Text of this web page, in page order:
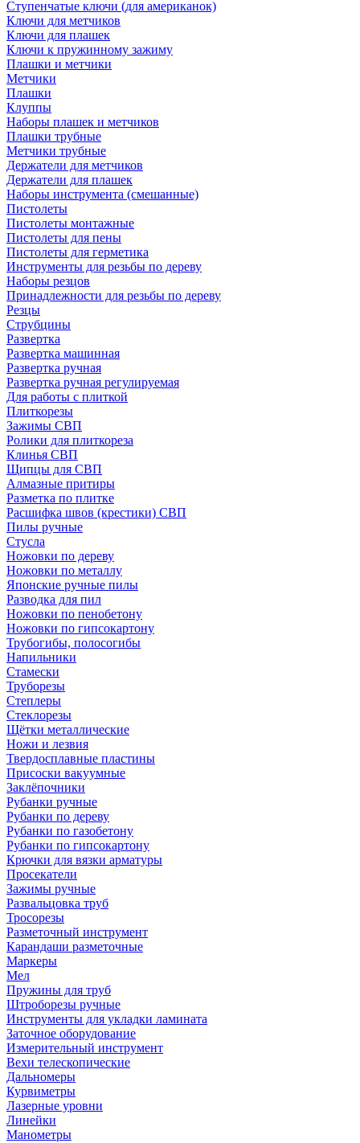
Ступенчатые ключи (для американок)
Ключи для метчиков
Ключи для плашек
Ключи к пружинному зажиму
Плашки и метчики
Метчики
Плашки
Клуппы
Наборы плашек и метчиков
Плашки трубные
Метчики трубные
Держатели для метчиков
Держатели для плашек
Наборы инструмента (смешанные)
Пистолеты
Пистолеты монтажные
Пистолеты для пены
Пистолеты для герметика
Инструменты для резьбы по дереву
Наборы резцов
Принадлежности для резьбы по дереву
Резцы
Струбцины
Развертка
Развертка машинная
Развертка ручная
Развертка ручная регулируемая
Для работы с плиткой
Плиткорезы
Зажимы СВП
Ролики для плиткореза
Клинья СВП
Щипцы для СВП
Алмазные притиры
Разметка по плитке
Расшифка швов (крестики) СВП
Пилы ручные
Стусла
Ножовки по дереву
Ножовки по металлу
Японские ручные пилы
Разводка для пил
Ножовки по пенобетону
Ножовки по гипсокартону
Трубогибы, полосогибы
Напильники
Стамески
Труборезы
Степлеры
Стеклорезы
Щётки металлические
Ножи и лезвия
Твердосплавные пластины
Присоски вакуумные
Заклёпочники
Рубанки ручные
Рубанки по дереву
Рубанки по газобетону
Рубанки по гипсокартону
Крючки для вязки арматуры
Просекатели
Зажимы ручные
Развальцовка труб
Тросорезы
Разметочный инструмент
Карандаши разметочные
Маркеры
Мел
Пружины для труб
Штроборезы ручные
Инструменты для укладки ламината
Заточное оборудование
Измерительный инструмент
Вехи телескопические
Дальномеры
Курвиметры
Лазерные уровни
Линейки
Манометры